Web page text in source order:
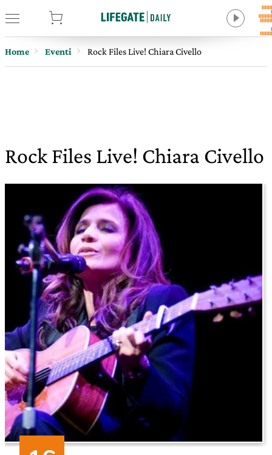
Home Eventi Rock Files Live! Chiara Civello
Rock Files Live! Chiara Civello